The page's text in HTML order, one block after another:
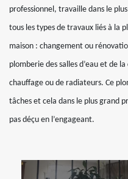
professionnel, travaille dans le
tous les types de travaux liés à la
maison : changement ou
plomberie des salles d’eau et de
chauffage ou de radiateurs. Ce
tâches et cela dans le plus grand
pas déçu en l’engageant.